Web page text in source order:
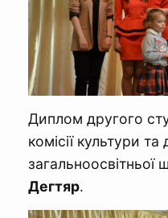
Диплом другого
комісії культури
Дегтяр.